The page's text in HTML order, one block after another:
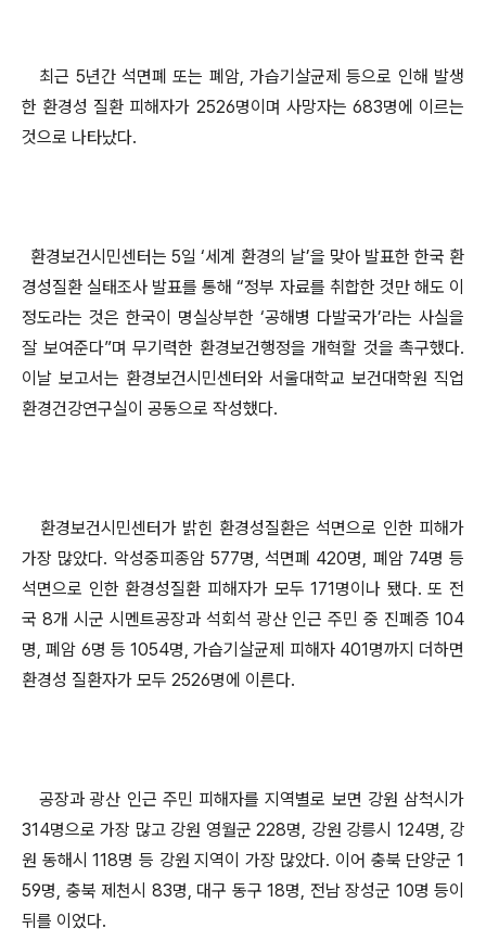
최근 5년간 석면폐 또는 폐암, 가습기살균제 등으로 인해 발생
한 환경성 질환 피해자가 2526명이며 사망자는 683명에 이르는
것으로 나타났다.
환경보건시민센터는 5일 ‘세계 환경의 날’을 맞아 발표한 한국 환
경성질환 실태조사 발표를 통해 “정부 자료를 취합한 것만 해도 이
정도라는 것은 한국이 명실상부한 ‘공해병 다발국가’라는 사실을
잘 보여준다”며 무기력한 환경보건행정을 개혁할 것을 촉구했다.
이날 보고서는 환경보건시민센터와 서울대학교 보건대학원 직업
환경건강연구실이 공동으로 작성했다.
환경보건시민센터가 밝힌 환경성질환은 석면으로 인한 피해가
가장 많았다. 악성중피종암 577명, 석면폐 420명, 폐암 74명 등
석면으로 인한 환경성질환 피해자가 모두 171명이나 됐다. 또 전
국 8개 시군 시멘트공장과 석회석 광산 인근 주민 중 진폐증 104
명, 폐암 6명 등 1054명, 가습기살균제 피해자 401명까지 더하면
환경성 질환자가 모두 2526명에 이른다.
공장과 광산 인근 주민 피해자를 지역별로 보면 강원 삼척시가
314명으로 가장 많고 강원 영월군 228명, 강원 강릉시 124명, 강
원 동해시 118명 등 강원 지역이 가장 많았다. 이어 충북 단양군 1
59명, 충북 제천시 83명, 대구 동구 18명, 전남 장성군 10명 등이
뒤를 이었다.